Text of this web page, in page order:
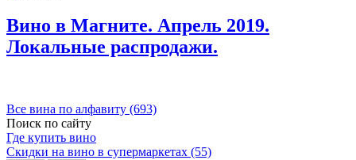
Вино в Магните. Апрель 2019.
Локальные распродажи.
Все вина по алфавиту (693)
Поиск по сайту
Где купить вино
Скидки на вино в супермаркетах (55)